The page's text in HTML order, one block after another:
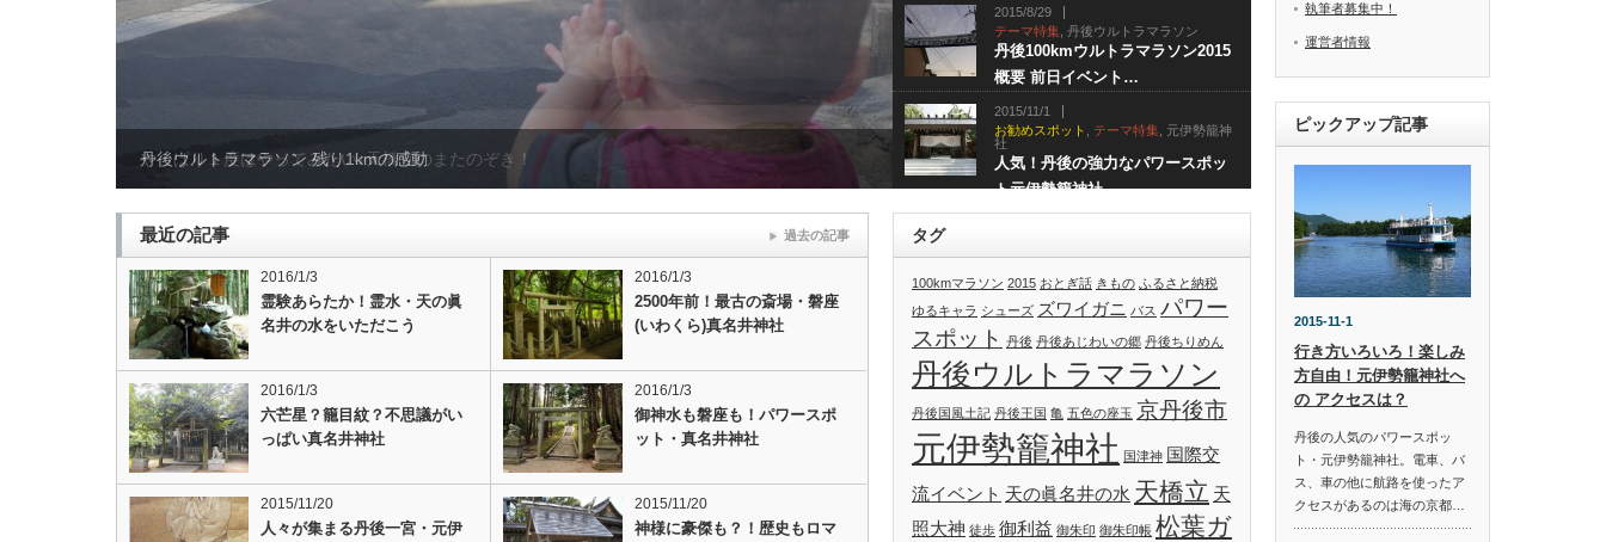
やっぱり１度はやってみたい♪天橋立のまたのぞき！
2015/8/29
テーマ特集 丹後ウルトラマラソン
丹後100kmウルトラマラソン2015
概要 前日イベント…
2015/11/1
お勧めスポット
テーマ特集 元伊勢籠神
社
人気！丹後の強力なパワースポッ
ト元伊勢籠神社
最近の記事 過去の記事
2016/1/3
霊験あらたか！霊水・天の眞
名井の水をいただこう
2016/1/3
2500年前！最古の斎場・磐座
(いわくら)真名井神社
2016/1/3
六芒星？籠目紋？不思議がい
っぱい真名井神社
2016/1/3
御神水も磐座も！パワースポ
ット・真名井神社
2015/11/20
人々が集まる丹後一宮・元伊
2015/11/20
神様に豪傑も？！歴史もロマ
タグ
100kmマラソン 2015 おとぎ話 きもの ふるさと納税
ゆるキャラ シューズ ズワイガニ バス パワー
スポット 丹後 丹後あじわいの郷 丹後ちりめん
丹後ウルトラマラソン
丹後国風土記 丹後王国 亀 五色の座玉 京丹後市
元伊勢籠神社 国津神 国際交
流イベント 天の眞名井の水 天橋立 天
照大神 徒歩 御利益 御朱印 御朱印帳 松葉ガ
執筆者募集中！
運営者情報
ピックアップ記事
2015-11-1
行き方いろいろ！楽しみ
方自由！元伊勢籠神社へ
の アクセスは？
丹後の人気のパワースポッ
ト・元伊勢籠神社。電車、バ
ス、車の他に航路を使ったア
クセスがあるのは海の京都…